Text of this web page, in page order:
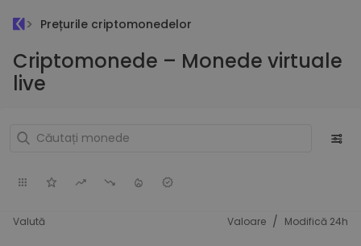
Prețurile criptomonedelor
Criptomonede – Monede virtuale
live
Valută Valoare / Modifică 24h